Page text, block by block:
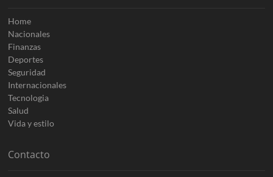
Home
Nacionales
Finanzas
Deportes
Seguridad
Internacionales
Tecnologia
Salud
Vida y estilo
Contacto